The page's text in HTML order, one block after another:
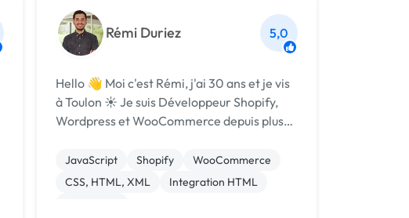
Rémi Duriez 5,0
Hello 👋 Moi c'est Rémi, j'ai 30 ans et je vis
à Toulon ☀️ Je suis Développeur Shopify,
Wordpress et WooCommerce depuis plus
optimiser des sites e-commerce (Shopify,
WooCommerce) et des sites vitrines ...
JavaScript Shopify
WooCommerce
CSS, HTML, XML
Integration HTML